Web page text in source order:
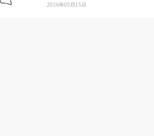
2026年05月15日